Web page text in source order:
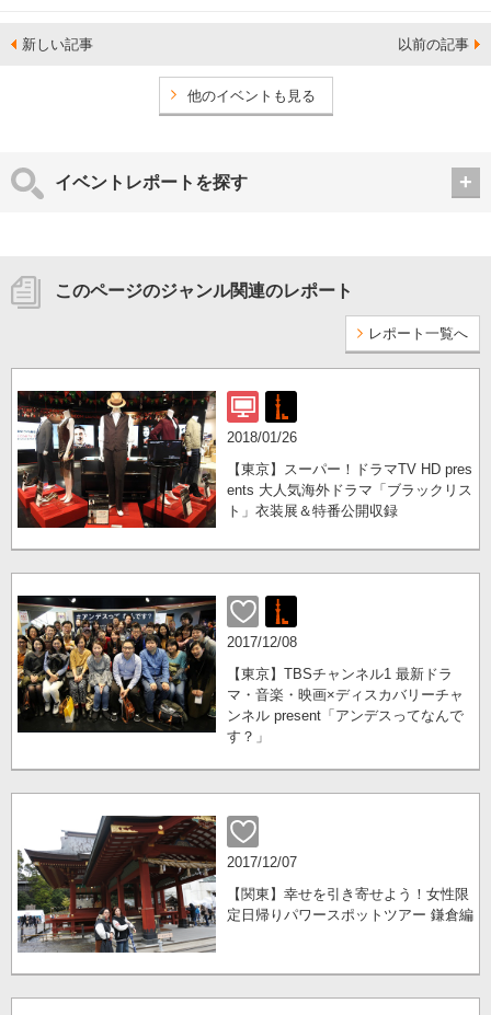
新しい記事 以前の記事
他のイベントも見る
イベントレポートを探す
このページのジャンル関連のレポート
レポート一覧へ
2018/01/26
【東京】スーパー！ドラマTV HD pres
ents 大人気海外ドラマ「ブラックリス
ト」衣装展＆特番公開収録
2017/12/08
【東京】TBSチャンネル1 最新ドラ
マ・音楽・映画×ディスカバリーチャ
ンネル present「アンデスってなんで
す？」
2017/12/07
【関東】幸せを引き寄せよう！女性限
定日帰りパワースポットツアー 鎌倉編